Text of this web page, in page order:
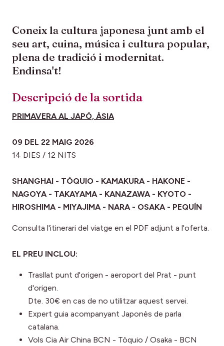
Coneix la cultura japonesa junt amb el
seu art, cuina, música i cultura popular,
plena de tradició i modernitat.
Endinsa't!
Descripció de la sortida
PRIMAVERA AL JAPÓ, ÀSIA
09 DEL 22 MAIG 2026
14 DIES / 12 NITS
SHANGHAI - TÒQUIO - KAMAKURA - HAKONE -
NAGOYA - TAKAYAMA - KANAZAWA - KYOTO -
HIROSHIMA - MIYAJIMA - NARA - OSAKA - PEQUÍN
Consulta l'itinerari del viatge en el PDF adjunt a l'oferta.
EL PREU INCLOU:
Trasllat punt d'origen - aeroport del Prat - punt
d'origen.
Dte. 30€ en cas de no utilitzar aquest servei.
Expert guia acompanyant Japonès de parla
catalana.
Vols Cia Air China BCN - Tòquio / Osaka - BCN